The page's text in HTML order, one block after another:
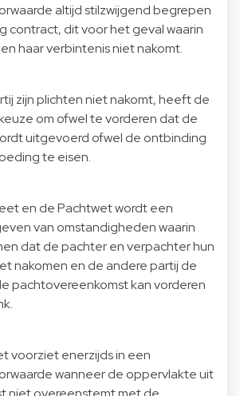
altijd stilzwijgend begrepen
contract, dit voor het geval waarin
haar verbintenis niet nakomt.
zijn plichten niet nakomt, heeft de
om ofwel te vorderen dat de
uitgevoerd ofwel de ontbinding
te eisen.
en de Pachtwet wordt een
van omstandigheden waarin
dat de pachter en verpachter hun
nakomen en de andere partij de
pachtovereenkomst kan vorderen
voorziet enerzijds in een
wanneer de oppervlakte uit